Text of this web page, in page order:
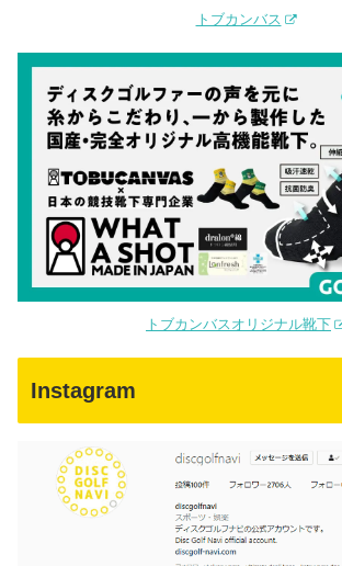
トブカンバス
トブカンバスオリジナル靴下
Instagram